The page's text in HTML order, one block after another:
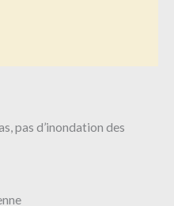
pas d’inondation des